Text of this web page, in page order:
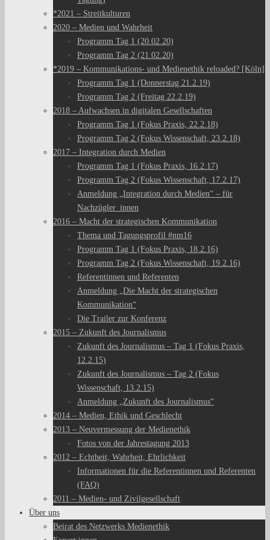
*2021 – Streitkulturen
2020 – Medien und Wahrheit
Programm Tag 1 (20.02.20)
Programm Tag 2 (21.02.20)
*2019 – Kommunikations- und Medienethik reloaded? [Köln]
Programm Tag 1 (Donnerstag 21.2.19)
Programm Tag 2 (Freitag 22.2.19)
2018 – Aufwachsen in digitalen Gesellschaften
Programm Tag 1 (Fokus Praxis, 22.2.18)
Programm Tag 2 (Fokus Wissenschaft, 23.2.18)
2017 – Integration durch Medien
Programm Tag 1 (Fokus Praxis, 16.2.17)
Programm Tag 2 (Fokus Wissenschaft, 17.2.17)
Anmeldung „Integration durch Medien“ – für
Nachzügler_innen
2016 – Macht der strategischen Kommunikation
Thema und Tagungsprofil #nm16
Programm Tag 1 (Fokus Praxis, 18.2.16)
Programm Tag 2 (Fokus Wissenschaft, 19.2.16)
Referentinnen und Referenten
Anmeldung „Die Macht der strategischen
Kommunikation“
Die Trailer zur Konferenz
2015 – Zukunft des Journalismus
Zukunft des Journalismus – Tag 1 (Fokus Praxis,
12.2.15)
Zukunft des Journalismus – Tag 2 (Fokus
Wissenschaft, 13.2.15)
Anmeldung „Zukunft des Journalismus“
2014 – Medien, Ethik und Geschlecht
2013 – Neuvermessung der Medienethik
Fotos von der Jahrestagung 2013
2012 – Echtheit, Wahrheit, Ehrlichkeit
Informationen für die Referentinnen und Referenten
(FAQ)
2011 – Medien- und Zivilgesellschaft
Über uns
Beirat des Netzwerks Medienethik